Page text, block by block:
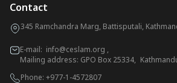
Contact
345 Ramchandra Marg, Battisputali,
E-mail: info@ceslam.org ,
Mailing address: GPO Box 25334,
Phone: +977-1-4572807